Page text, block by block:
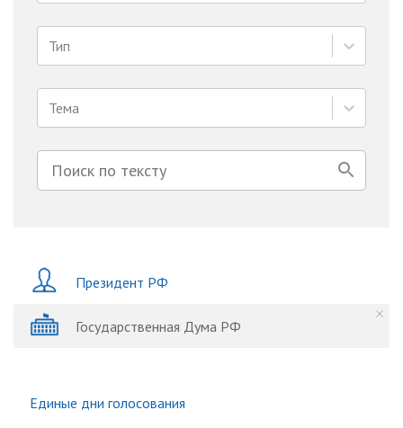
Тип
Тема
Президент РФ
Государственная Дума РФ
Единые дни голосования